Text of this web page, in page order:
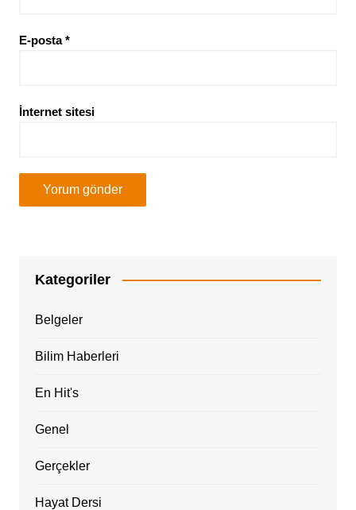
E-posta*
İnternet sitesi
Kategoriler
Belgeler
Bilim Haberleri
En Hit's
Genel
Gerçekler
Hayat Dersi